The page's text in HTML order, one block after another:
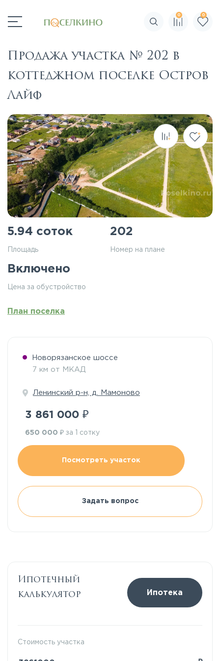
Поиск по сайту
0 0
Продажа участка № 202 в
коттеджном поселке Остров
Лайф
5.94 соток
Площадь
202
Номер на плане
Включено
Цена за обустройство
План поселка
Новорязанское шоссе
7 км от МКАД
Ленинский р-н, д. Мамоново
3 861 000 ₽
650 000 ₽ за 1 сотку
Посмотреть участок
Задать вопрос
Ипотечный
калькулятор
Ипотека
Стоимость участка